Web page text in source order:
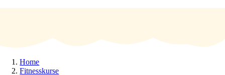
Home
Fitnesskurse